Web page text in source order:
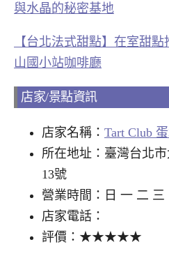
與水晶的秘密基地
【台北法式甜點】在室甜
山國小站咖啡廳
店家/景點資訊
店家名稱： Tart Club
所在地址：臺灣台北
13號
營業時間：日 一 二 三
店家電話：
評價：★★★★★